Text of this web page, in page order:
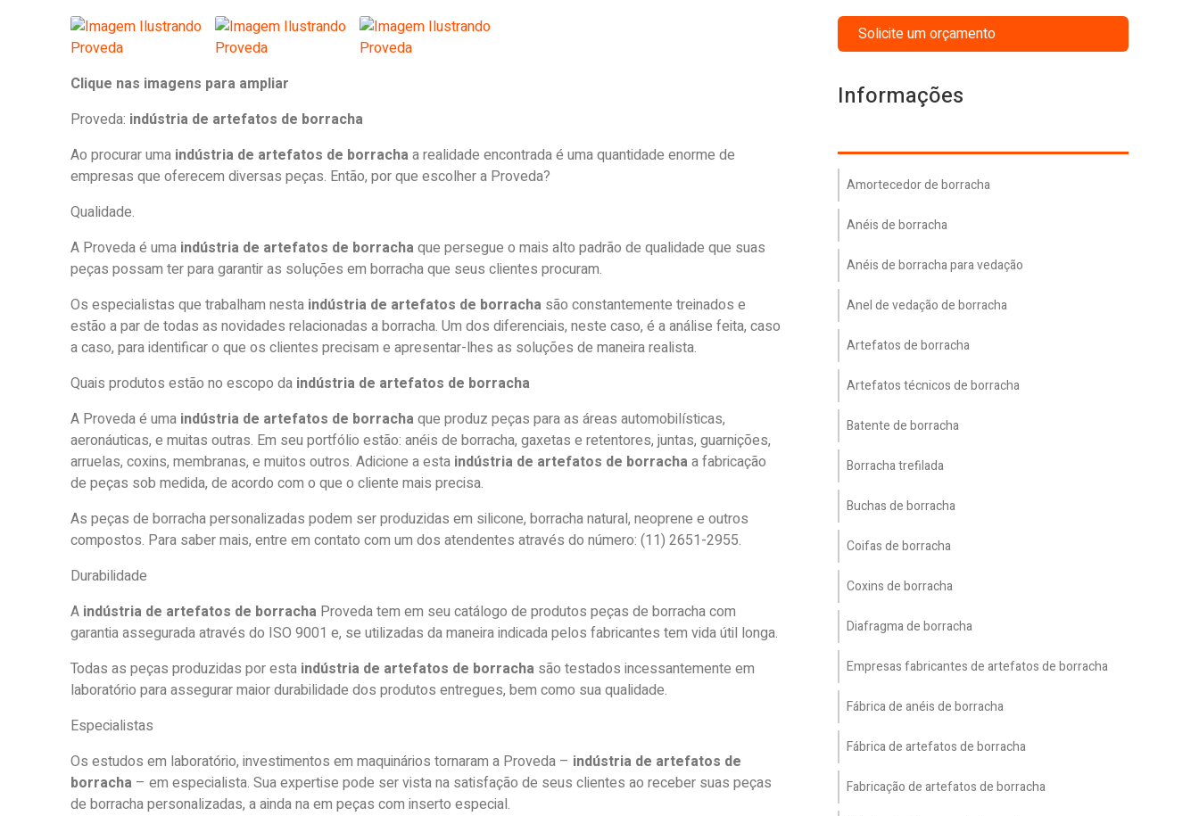
Clique nas imagens para ampliar
Proveda: indústria de artefatos de borracha
Ao procurar uma indústria de artefatos de borrachaa realidade encontrada é uma quantidade enorme de
empresas que oferecem diversas peças. Então, por que escolher a Proveda?
Qualidade.
A Proveda é uma indústria de artefatos de borrachaque persegue o mais alto padrão de qualidade que suas
peças possam ter para garantir as soluções em borracha que seus clientes procuram.
Os especialistas que trabalham nesta indústria de artefatos de borracha são constantemente treinados e
estão a par de todas as novidades relacionadas a borracha. Um dos diferenciais, neste caso, é a análise feita, caso
a caso, para identificar o que os clientes precisam e apresentar-lhes as soluções de maneira realista.
Quais produtos estão no escopo da indústria de artefatos de borracha
A Proveda é uma indústria de artefatos de borrachaque produz peças para as áreas automobilísticas,
aeronáuticas, e muitas outras. Em seu portfólio estão: anéis de borracha, gaxetas e retentores, juntas, guarnições,
arruelas, coxins, membranas, e muitos outros. Adicione a esta indústria de artefatos de borrachaa fabricação
de peças sob medida, de acordo com o que o cliente mais precisa.
As peças de borracha personalizadas podem ser produzidas em silicone, borracha natural, neoprene e outros
compostos. Para saber mais, entre em contato com um dos atendentes através do número: (11) 2651-2955.
Durabilidade
A indústria de artefatos de borracha Proveda tem em seu catálogo de produtos peças de borracha com
garantia assegurada através do ISO 9001 e, se utilizadas da maneira indicada pelos fabricantes tem vida útil longa.
Todas as peças produzidas por esta indústria de artefatos de borracha são testados incessantemente em
laboratório para assegurar maior durabilidade dos produtos entregues, bem como sua qualidade.
Especialistas
Os estudos em laboratório, investimentos em maquinários tornaram a Proveda – indústria de artefatos de
borracha – em especialista. Sua expertise pode ser vista na satisfação de seus clientes ao receber suas peças
de borracha personalizadas, a ainda na em peças com inserto especial.
Solicite um orçamento
Informações
Amortecedor de borracha
Anéis de borracha
Anéis de borracha para vedação
Anel de vedação de borracha
Artefatos de borracha
Artefatos técnicos de borracha
Batente de borracha
Borracha trefilada
Buchas de borracha
Coifas de borracha
Coxins de borracha
Diafragma de borracha
Empresas fabricantes de artefatos de borracha
Fábrica de anéis de borracha
Fábrica de artefatos de borracha
Fabricação de artefatos de borracha